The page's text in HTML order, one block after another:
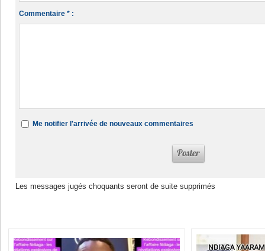
Commentaire * :
Me notifier l'arrivée de nouveaux commentaires
Les messages jugés choquants seront de suite supprimés